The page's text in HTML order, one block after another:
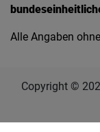
Alle Angaben
Copyright ©